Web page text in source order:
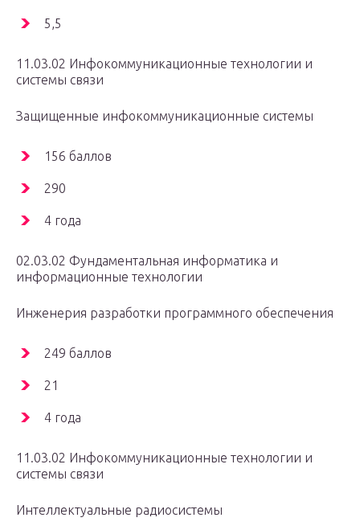
5,5
11.03.02 Инфокоммуникационные технологии и
системы связи
Защищенные инфокоммуникационные системы
156 баллов
290
4 года
02.03.02 Фундаментальная информатика и
информационные технологии
Инженерия разработки программного обеспечения
249 баллов
21
4 года
11.03.02 Инфокоммуникационные технологии и
системы связи
Интеллектуальные радиосистемы